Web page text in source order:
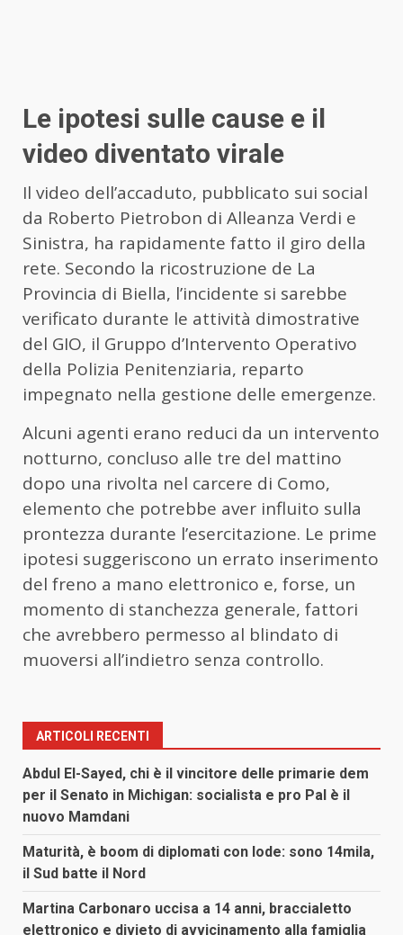
Le ipotesi sulle cause e il
video diventato virale
Il video dell’accaduto, pubblicato sui social
da Roberto Pietrobon di Alleanza Verdi e
Sinistra, ha rapidamente fatto il giro della
rete. Secondo la ricostruzione de La
Provincia di Biella, l’incidente si sarebbe
verificato durante le attività dimostrative
del GIO, il Gruppo d’Intervento Operativo
della Polizia Penitenziaria, reparto
impegnato nella gestione delle emergenze.
Alcuni agenti erano reduci da un intervento
notturno, concluso alle tre del mattino
dopo una rivolta nel carcere di Como,
elemento che potrebbe aver influito sulla
prontezza durante l’esercitazione. Le prime
ipotesi suggeriscono un errato inserimento
del freno a mano elettronico e, forse, un
momento di stanchezza generale, fattori
che avrebbero permesso al blindato di
muoversi all’indietro senza controllo.
ARTICOLI RECENTI
Abdul El-Sayed, chi è il vincitore delle primarie dem
per il Senato in Michigan: socialista e pro Pal è il
nuovo Mamdani
Maturità, è boom di diplomati con lode: sono 14mila,
il Sud batte il Nord
Martina Carbonaro uccisa a 14 anni, braccialetto
elettronico e divieto di avvicinamento alla famiglia